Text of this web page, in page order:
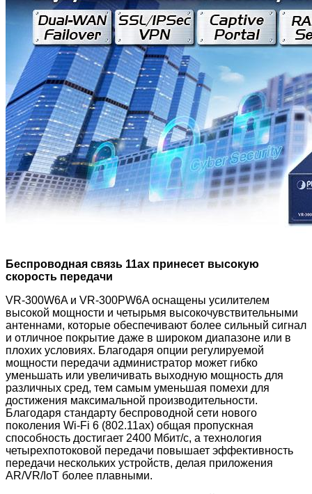
Беспроводная связь 11ax принесет высокую
скорость передачи
VR-300W6A и VR-300PW6A оснащены усилителем
высокой мощности и четырьмя высокочувствительными
антеннами, которые обеспечивают более сильный сигнал
и отличное покрытие даже в широком диапазоне или в
плохих условиях. Благодаря опции регулируемой
мощности передачи администратор может гибко
уменьшать или увеличивать выходную мощность для
различных сред, тем самым уменьшая помехи для
достижения максимальной производительности.
Благодаря стандарту беспроводной сети нового
поколения Wi-Fi 6 (802.11ax) общая пропускная
способность достигает 2400 Мбит/с, а технология
четырехпотоковой передачи повышает эффективность
передачи нескольких устройств, делая приложения
AR/VR/IoT более плавными.